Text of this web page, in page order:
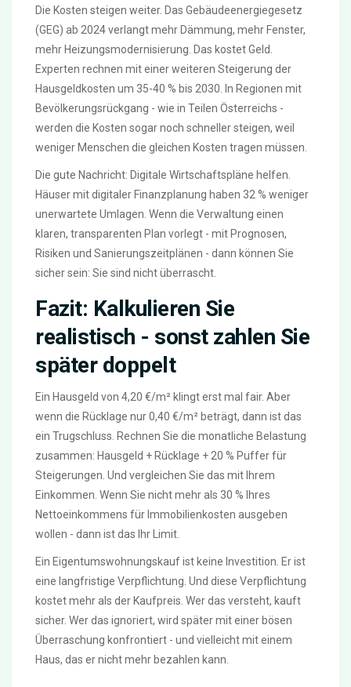
Die Kosten steigen weiter. Das Gebäudeenergiegesetz
(GEG) ab 2024 verlangt mehr Dämmung, mehr Fenster,
mehr Heizungsmodernisierung. Das kostet Geld.
Experten rechnen mit einer weiteren Steigerung der
Hausgeldkosten um 35-40 % bis 2030. In Regionen mit
Bevölkerungsrückgang - wie in Teilen Österreichs -
werden die Kosten sogar noch schneller steigen, weil
weniger Menschen die gleichen Kosten tragen müssen.
Die gute Nachricht: Digitale Wirtschaftspläne helfen.
Häuser mit digitaler Finanzplanung haben 32 % weniger
unerwartete Umlagen. Wenn die Verwaltung einen
klaren, transparenten Plan vorlegt - mit Prognosen,
Risiken und Sanierungszeitplänen - dann können Sie
sicher sein: Sie sind nicht überrascht.
Fazit: Kalkulieren Sie
realistisch - sonst zahlen Sie
später doppelt
Ein Hausgeld von 4,20 €/m² klingt erst mal fair. Aber
wenn die Rücklage nur 0,40 €/m² beträgt, dann ist das
ein Trugschluss. Rechnen Sie die monatliche Belastung
zusammen: Hausgeld + Rücklage + 20 % Puffer für
Steigerungen. Und vergleichen Sie das mit Ihrem
Einkommen. Wenn Sie nicht mehr als 30 % Ihres
Nettoeinkommens für Immobilienkosten ausgeben
wollen - dann ist das Ihr Limit.
Ein Eigentumswohnungskauf ist keine Investition. Er ist
eine langfristige Verpflichtung. Und diese Verpflichtung
kostet mehr als der Kaufpreis. Wer das versteht, kauft
sicher. Wer das ignoriert, wird später mit einer bösen
Überraschung konfrontiert - und vielleicht mit einem
Haus, das er nicht mehr bezahlen kann.